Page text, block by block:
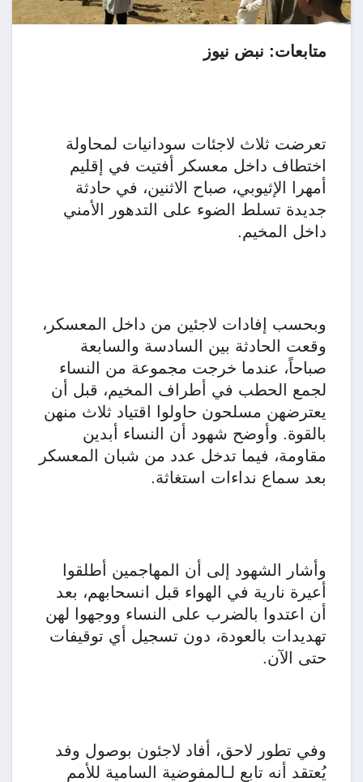
متابعات: نبض نيوز
تعرضت ثلاث لاجئات سودانيات لمحاولة
اختطاف داخل معسكر أفتيت في إقليم
أمهرا الإثيوبي، صباح الاثنين، في حادثة
جديدة تسلط الضوء على التدهور الأمني
داخل المخيم.
وبحسب إفادات لاجئين من داخل المعسكر،
وقعت الحادثة بين السادسة والسابعة
صباحاً، عندما خرجت مجموعة من النساء
لجمع الحطب في أطراف المخيم، قبل أن
يعترضهن مسلحون حاولوا اقتياد ثلاث منهن
بالقوة. وأوضح شهود أن النساء أبدين
مقاومة، فيما تدخل عدد من شبان المعسكر
بعد سماع نداءات استغاثة.
وأشار الشهود إلى أن المهاجمين أطلقوا
أعيرة نارية في الهواء قبل انسحابهم، بعد
أن اعتدوا بالضرب على النساء ووجهوا لهن
تهديدات بالعودة، دون تسجيل أي توقيفات
حتى الآن.
وفي تطور لاحق، أفاد لاجئون بوصول وفد
يُعتقد أنه تابع لـالمفوضية السامية للأمم